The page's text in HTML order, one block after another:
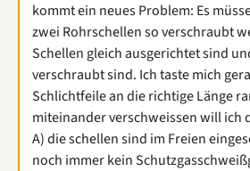
kommt ein neues Problem: Es
zwei Rohrschellen so verschraubt
Schellen gleich ausgerichtet sind
verschraubt sind. Ich taste mich
Schlichtfeile an die richtige Länge
miteinander verschweissen will ich
A) die schellen sind im Freien
noch immer kein